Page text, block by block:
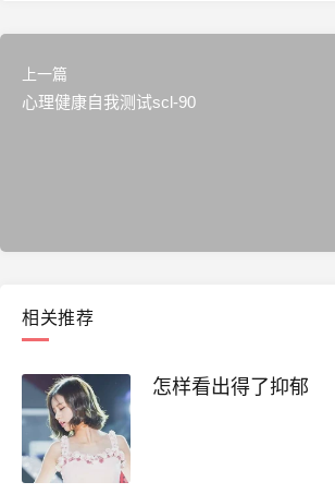
上一篇
心理健康自我测试scl-90
相关推荐
怎样看出得了抑郁